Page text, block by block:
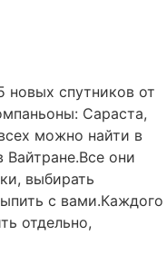
новых спутников от
Сараста,
можно найти в
Вайтране.Все они
выбирать
с вами.Каждого
отдельно,